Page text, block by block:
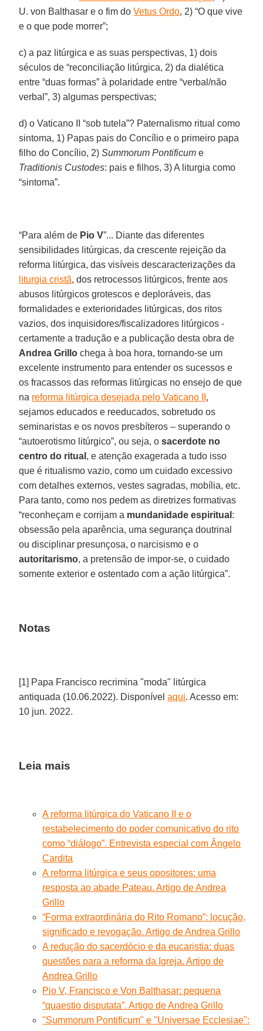
U. von Balthasar e o fim doVetus Ordo, 2) “O que vive
e o que pode morrer”;
c) a paz litúrgica e as suas perspectivas, 1) dois
séculos de “reconciliação litúrgica, 2) da dialética
entre “duas formas” à polaridade entre “verbal/não
verbal”, 3) algumas perspectivas;
d) o Vaticano II “sob tutela”? Paternalismo ritual como
sintoma, 1) Papas pais do Concílio e o primeiro papa
filho do Concílio, 2)Summorum Pontificum e
Traditionis Custodes: pais e filhos, 3) A liturgia como
“sintoma”.
“Para além de Pio V”... Diante das diferentes
sensibilidades litúrgicas, da crescente rejeição da
reforma litúrgica, das visíveis descaracterizações da
liturgia cristã, dos retrocessos litúrgicos, frente aos
abusos litúrgicos grotescos e deploráveis, das
formalidades e exterioridades litúrgicas, dos ritos
vazios, dos inquisidores/fiscalizadores litúrgicos -
certamente a tradução e a publicação desta obra de
Andrea Grillo chega à boa hora, tornando-se um
excelente instrumento para entender os sucessos e
os fracassos das reformas litúrgicas no ensejo de que
na reforma litúrgica desejada pelo Vaticano II ,
sejamos educados e reeducados, sobretudo os
seminaristas e os novos presbíteros – superando o
“autoerotismo litúrgico”, ou seja, osacerdote no
centro do ritual , e atenção exagerada a tudo isso
que é ritualismo vazio, como um cuidado excessivo
com detalhes externos, vestes sagradas, mobília, etc.
Para tanto, como nos pedem as diretrizes formativas
“reconheçam e corrijam a mundanidade espiritual :
obsessão pela aparência, uma segurança doutrinal
ou disciplinar presunçosa, o narcisismo e o
autoritarismo, a pretensão de impor-se, o cuidado
somente exterior e ostentado com a ação litúrgica”.
Notas
[1] Papa Francisco recrimina "moda" litúrgica
antiquada (10.06.2022). Disponívelaqui. Acesso em:
10 jun. 2022.
Leia mais
A reforma litúrgica do Vaticano II e o
restabelecimento do poder comunicativo do rito
como “diálogo”. Entrevista especial com Ângelo
Cardita
A reforma litúrgica e seus opositores: uma
resposta ao abade Pateau. Artigo de Andrea
Grillo
“Forma extraordinária do Rito Romano”: locução,
significado e revogação. Artigo de Andrea Grillo
A redução do sacerdócio e da eucaristia: duas
questões para a reforma da Igreja. Artigo de
Andrea Grillo
Pio V, Francisco e Von Balthasar: pequena
“quaestio disputata”. Artigo de Andrea Grillo
"Summorum Pontificum" e "Universae Ecclesiae":